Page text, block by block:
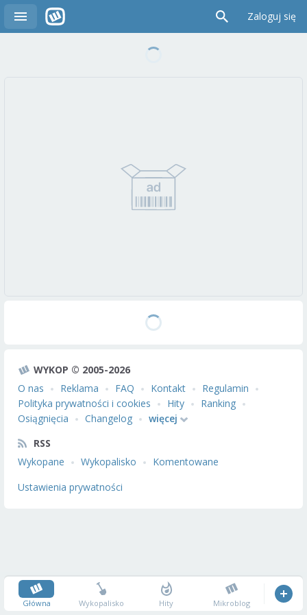
Zaloguj się
WYKOP © 2005-2026
O nas
Reklama FAQ Kontakt
Regulamin
Polityka prywatności i cookies
Hity
Ranking
Osiągnięcia
Changelog
więcej
RSS
Wykopane
Wykopalisko
Komentowane
Ustawienia prywatności
Główna Wykopalisko Hity Mikroblog